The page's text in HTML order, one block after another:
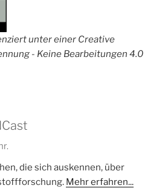
unter einer Creative
- Keine Bearbeitungen 4.0
die sich auskennen, über
Mehr erfahren...